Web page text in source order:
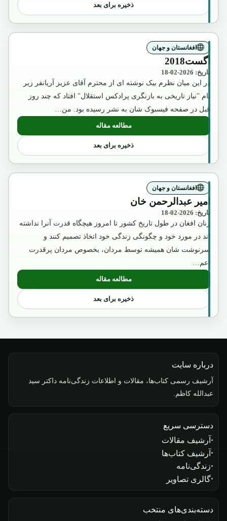
ذخیره برای بعد
افغانستان و جهان
آگست2018
تاریخ: 2026-02-18
در این میان نظرم بیک نوشته ای از محترم آقای عزیز آریانفر زیر
نام "نیاز تاریخی به بازنگری پرادکس استقلال" افتاد که چند روز
قبل در صفحه فیسبوک شان به نشر رسیده بود. من…
مطالعه مقاله
: آگست2018
ذخیره برای بعد
افغانستان و جهان
امیر عبدالرحمن خان
تاریخ: 2026-02-18
زنان افغان در طول تاریخ کشور تا امروز هیچگاه قدرت آنرا نداشته
اند در مورد خود و چگونگی زندگی خود اتخاذ تصمیم کنند و
سرنوشت شان همیشه توسط مردان، بخصوص مردان پرقدرت
اعم…
مطالعه مقاله: امیر عبدالرحمن خان
ذخیره برای بعد
درباره سایت
آرشیف رسمی کتاب‌ها، مقالات و اطلاعات زندگی‌نامه داکتر سید
عبدالله کاظم.
دسترسی سریع
آرشیف مقالات
آرشیف کتاب‌ها
زندگی‌نامه
گالری تصاویر
دسته‌بندی‌های منتخب